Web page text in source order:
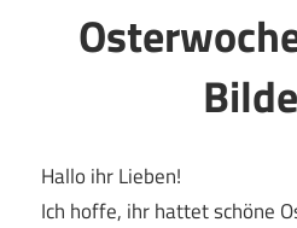
Hallo ihr Lieben!
Ich hoffe, ihr hattet schöne